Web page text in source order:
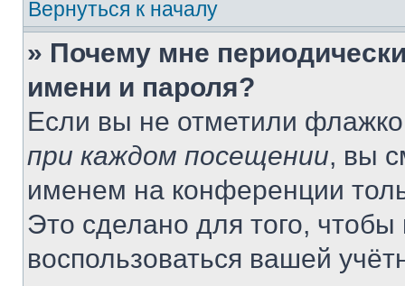
Вернуться к началу
» Почему мне
имени и пароля?
Если вы не отметили
при каждом посещении, вы
именем на конференции
Это сделано для того, чтобы
воспользоваться вашей